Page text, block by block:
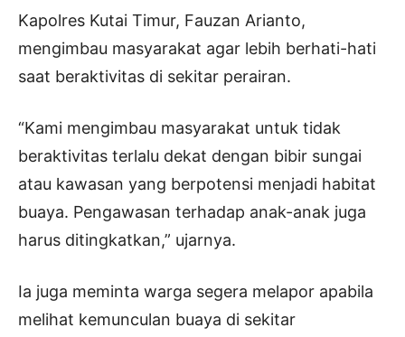
Kapolres Kutai Timur, Fauzan Arianto,
mengimbau masyarakat agar lebih berhati-hati
saat beraktivitas di sekitar perairan.
“Kami mengimbau masyarakat untuk tidak
beraktivitas terlalu dekat dengan bibir sungai
atau kawasan yang berpotensi menjadi habitat
buaya. Pengawasan terhadap anak-anak juga
harus ditingkatkan,” ujarnya.
Ia juga meminta warga segera melapor apabila
melihat kemunculan buaya di sekitar